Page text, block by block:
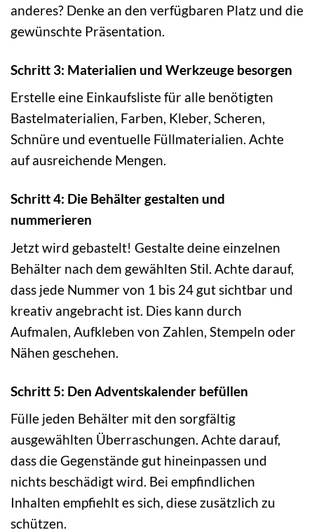
anderes? Denke an den verfügbaren Platz und die
gewünschte Präsentation.
Schritt 3: Materialien und Werkzeuge besorgen
Erstelle eine Einkaufsliste für alle benötigten
Bastelmaterialien, Farben, Kleber, Scheren,
Schnüre und eventuelle Füllmaterialien. Achte
auf ausreichende Mengen.
Schritt 4: Die Behälter gestalten und
nummerieren
Jetzt wird gebastelt! Gestalte deine einzelnen
Behälter nach dem gewählten Stil. Achte darauf,
dass jede Nummer von 1 bis 24 gut sichtbar und
kreativ angebracht ist. Dies kann durch
Aufmalen, Aufkleben von Zahlen, Stempeln oder
Nähen geschehen.
Schritt 5: Den Adventskalender befüllen
Fülle jeden Behälter mit den sorgfältig
ausgewählten Überraschungen. Achte darauf,
dass die Gegenstände gut hineinpassen und
nichts beschädigt wird. Bei empfindlichen
Inhalten empfiehlt es sich, diese zusätzlich zu
schützen.